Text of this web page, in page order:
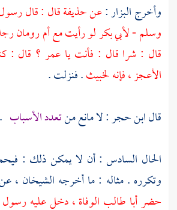
وأخرجالبزار:عنحذيفةقال : قال رسول
وسلم -لأبي بكرلو رأيت معأم رومان
قال : شرا قال : فأنت ياعمر ؟ قال :
الأعجز ، فإنه لخبيث. فنزلت .
قالابن حجر: لا مانع منتعدد الأسباب .
الحال السادس : أن لا يمكن ذلك :
وتكرره . مثاله : ما أخرجه الشيخان ،
حضرأبا طالب الوفاة ، دخل عليه رسول